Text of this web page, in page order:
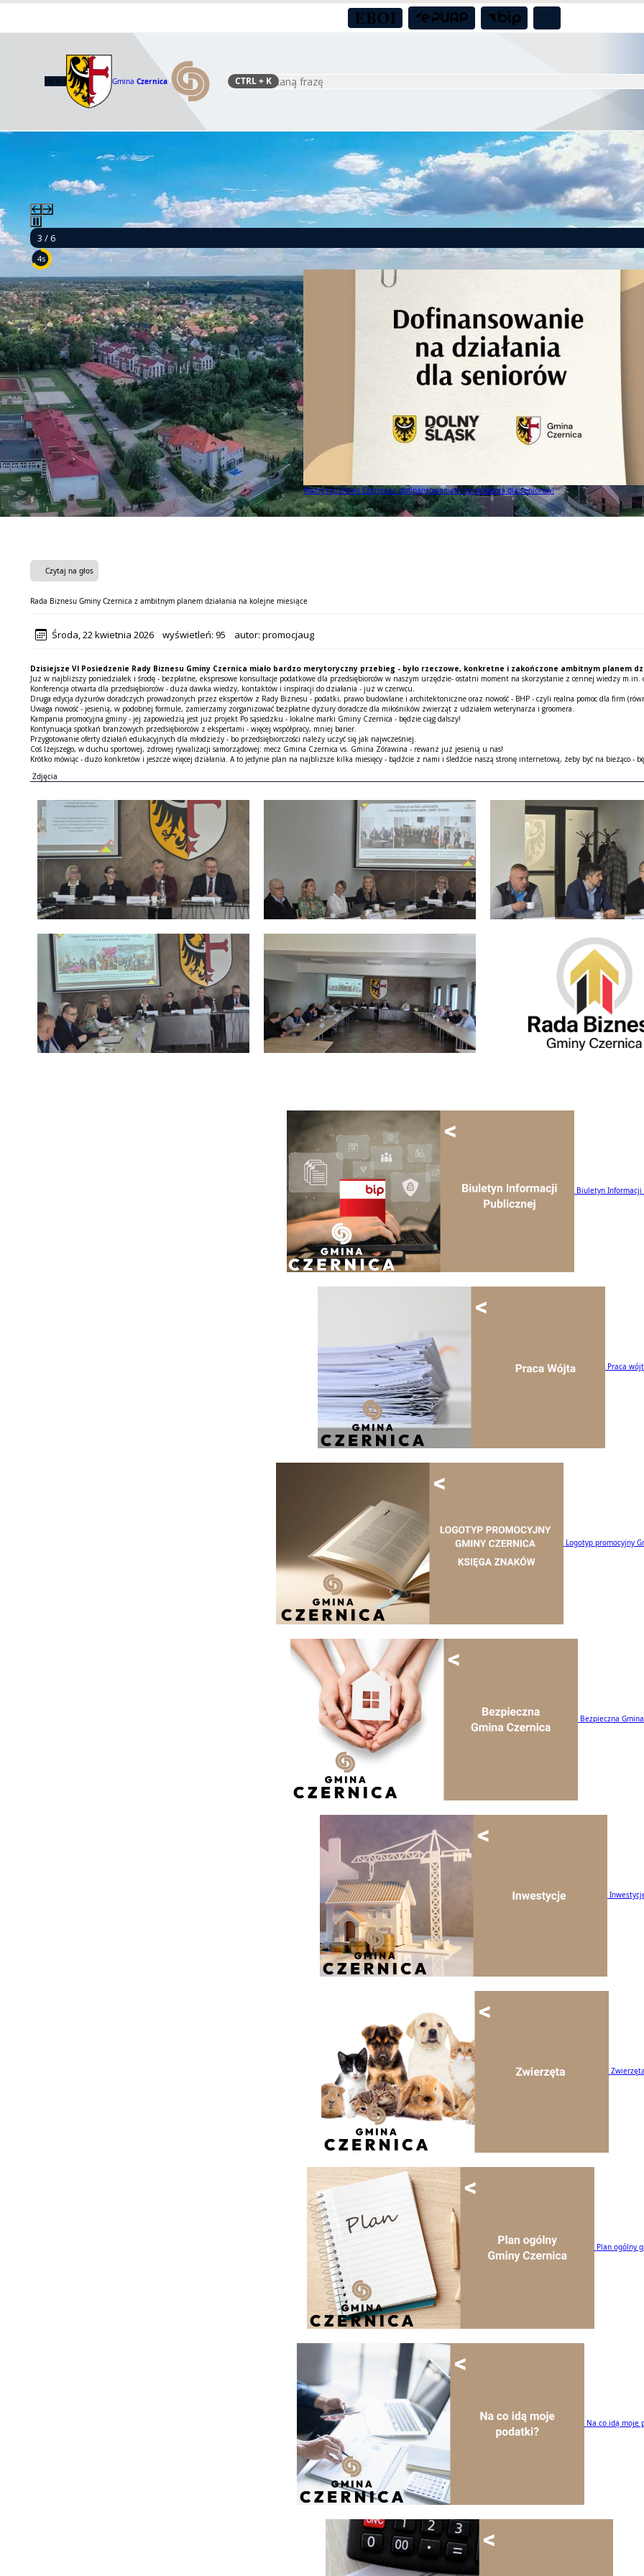
MENU Gmina Czernica Szukaj
CTRL+ K
3 / 6
2s
Mamy to! Gmina Czernica z dofinansowaniem na działania dla seniorów!
Mamy to! Gmina Czernica z dofinansowaniem na działania dla seniorów!
Czytaj na głos
Rada Biznesu Gminy Czernica z ambitnym planem działania na kolejne miesiące
Środa, 22 kwietnia 2026 wyświetleń: 95 autor: promocjaug
Dzisiejsze VI Posiedzenie Rady Biznesu Gminy Czernica miało bardzo merytoryczny przebieg - było rzeczowe, konkretne i zakończone ambitnym planem
Już w najbliższy poniedziałek i środę - bezpłatne, ekspresowe konsultacje podatkowe dla przedsiębiorców w naszym urzędzie- ostatni moment na skorzystanie z cennej wiedzy m.in.
Konferencja otwarta dla przedsiębiorców - duża dawka wiedzy, kontaktów i inspiracji do działania - już w czerwcu.
Druga edycja dyżurów doradczych prowadzonych przez ekspertów z Rady Biznesu - podatki, prawo budowlane i architektoniczne oraz nowość - BHP - czyli realna pomoc dla firm
Uwaga nowość - jesienią, w podobnej formule, zamierzamy zorganizować bezpłatne dyżury doradcze dla miłośników zwierząt z udziałem weterynarza i groomera.
Kampania promocyjna gminy - jej zapowiedzią jest już projekt Po sąsiedzku - lokalne marki Gminy Czernica - będzie ciąg dalszy!
Kontynuacja spotkań branżowych przedsiębiorców z ekspertami - więcej współpracy, mniej barier.
Przygotowanie oferty działań edukacyjnych dla młodzieży - bo przedsiębiorczości należy uczyć się jak najwcześniej.
Coś lżejszego, w duchu sportowej, zdrowej rywalizacji samorządowej: mecz Gmina Czernica vs. Gmina Żórawina - rewanż już jesienią u nas!
Krótko mówiąc - dużo konkretów i jeszcze więcej działania. A to jedynie plan na najbliższe kilka miesięcy - bądźcie z nami i śledźcie naszą stronę internetową, żeby być na bieżąco -
Zdjęcia
Biuletyn Informacji
Praca
Logotyp promocyjny
Bezpieczna
Zwierzęta
Plan ogólny
Na co idą moje